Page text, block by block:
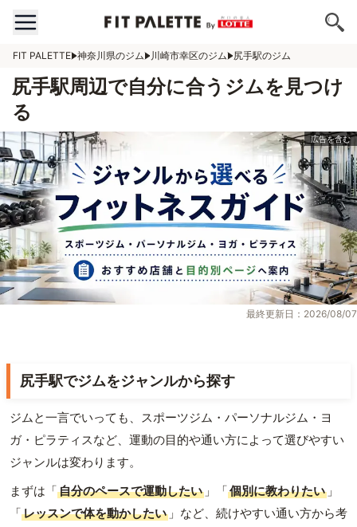
FIT PALETTE 神奈川県のジム 川崎市幸区のジム 尻手駅のジム
尻手駅周辺で自分に合うジムを見つけ
る
最終更新日：2026/08/07
尻手駅でジムをジャンルから探す
ジムと一言でいっても、スポーツジム・パーソナルジム・ヨ
ガ・ピラティスなど、運動の目的や通い方によって選びやすい
ジャンルは変わります。
まずは「自分のペースで運動したい 」「個別に教わりたい 」
「レッスンで体を動かしたい 」など、続けやすい通い方から考